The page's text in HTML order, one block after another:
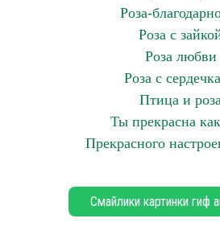
Роза-
Роза с
Роза любви
Роза с
Птица и
Ты прекрасна
Прекрасного
Смайлики картинки гиф